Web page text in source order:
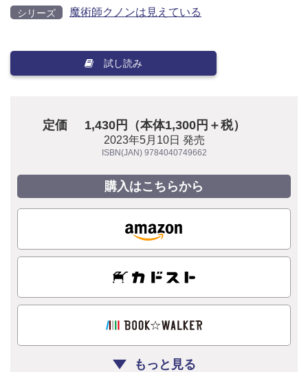
シリーズ 魔術師クノンは見えている
試し読み
定価 1,430円（本体1,300円＋税）
2023年5月10日 発売
ISBN(JAN) 9784040749662
購入はこちらから
もっと見る